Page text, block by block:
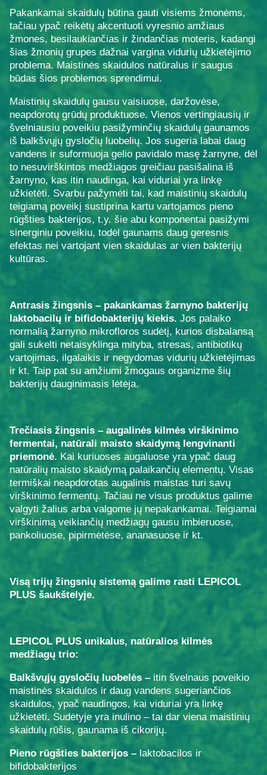
Pakankamai skaidulų būtina gauti visiems žmonėms,
tačiau ypač reikėtų akcentuoti vyresnio amžiaus
žmones, besilaukiančias ir žindančias moteris, kadangi
šias žmonių grupes dažnai vargina vidurių užkietėjimo
problema. Maistinės skaidulos natūralus ir saugus
būdas šios problemos sprendimui.
Maistinių skaidulų gausu vaisiuose, daržovėse,
neapdorotų grūdų produktuose. Vienos vertingiausių ir
švelniausiu poveikiu pasižyminčių skaidulų gaunamos
iš balkšvųjų gysločių luobelių. Jos sugeria labai daug
vandens ir suformuoja gelio pavidalo masę žarnyne, dėl
to nesuvirškintos medžiagos greičiau pasišalina iš
žarnyno, kas itin naudinga, kai viduriai yra linkę
užkietėti. Svarbu pažymėti tai, kad maistinių skaidulų
teigiamą poveikį sustiprina kartu vartojamos pieno
rūgšties bakterijos, t.y. šie abu komponentai pasižymi
sinerginiu poveikiu, todėl gaunams daug geresnis
efektas nei vartojant vien skaidulas ar vien bakterijų
kultūras.
Antrasis žingsnis – pakankamas žarnyno bakterijų
laktobacilų ir bifidobakterijų kiekis. Jos palaiko
normalią žarnyno mikrofloros sudėtį, kurios disbalansą
gali sukelti netaisyklinga mityba, stresas, antibiotikų
vartojimas, ilgalaikis ir negydomas vidurių užkietėjimas
ir kt. Taip pat su amžiumi žmogaus organizme šių
bakterijų dauginimasis lėtėja.
Trečiasis žingsnis – augalinės kilmės virškinimo
fermentai, natūrali maisto skaidymą lengvinanti
priemonė. Kai kuriuoses augaluose yraypač daug
natūralių maisto skaidymą palaikančių elementų. Visas
termiškai neapdorotas augalinis maistas turi savų
virškinimo fermentų. Tačiau ne visus produktus galime
valgyti žalius arba valgome jų nepakankamai. Teigiamai
virškinimą veikiančių medžiagų gausu imbieruose,
pankoliuose, pipirmėtėse, ananasuose ir kt.
Visą trijų žingsnių sistemą galime rasti LEPICOL
PLUS šaukštelyje.
LEPICOL PLUS unikalus, natūralios kilmės
medžiagų trio:
Balkšvųjų gysločių luobelės – itin švelnaus poveikio
maistinės skaidulos ir daug vandens sugeriančios
skaidulos, ypač naudingos, kai viduriai yra linkę
užkietėti. Sudėtyje yra inulino – tai dar viena maistinių
skaidulų rūšis, gaunama iš cikorijų.
Pieno rūgšties bakterijos – laktobacilos ir
bifidobakterijos